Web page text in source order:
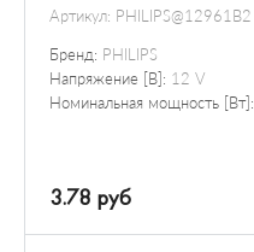
Артикул: PHILIPS@12961B2
Бренд: PHILIPS
Напряжение [В]: 12 V
Номинальная мощность [Вт]:
3.78 руб